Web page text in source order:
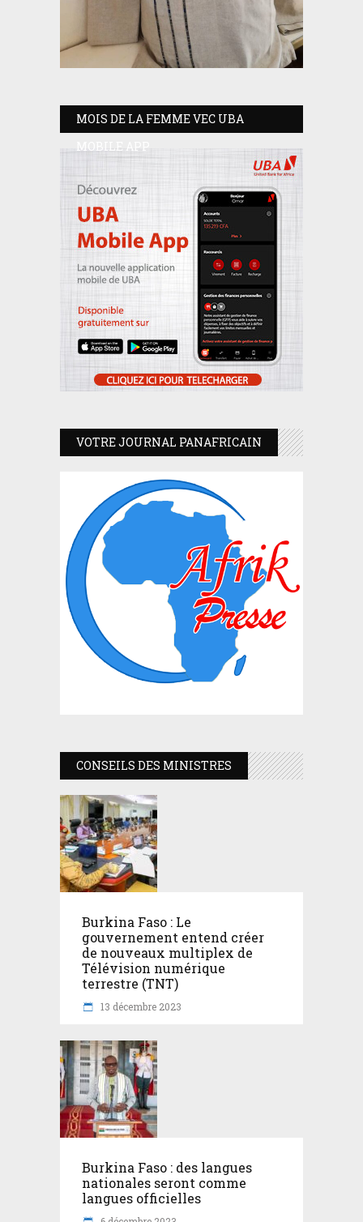
MOIS DE LA FEMME VEC UBA
MOBILE APP
VOTRE JOURNAL PANAFRICAIN
CONSEILS DES MINISTRES
Burkina Faso : Le
gouvernement entend créer
de nouveaux multiplex de
Télévision numérique
terrestre (TNT)
13 décembre 2023
Burkina Faso : des langues
nationales seront comme
langues officielles